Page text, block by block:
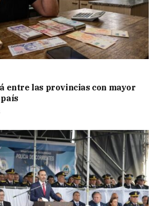
entre las provincias con mayor